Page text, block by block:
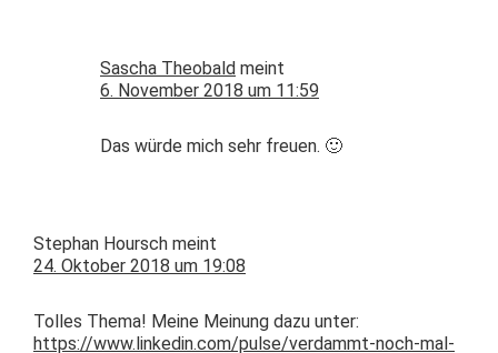
Sascha Theobald meint
6. November 2018 um 11:59
Das würde mich sehr freuen. 🙂
Stephan Hoursch meint
24. Oktober 2018 um 19:08
Tolles The­ma! Meine Mei­n­ung dazu unter:
https://www.linkedin.com/pulse/verdammt-noch-mal-